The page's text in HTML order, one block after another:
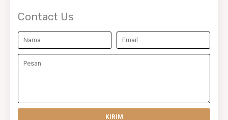
Contact Us